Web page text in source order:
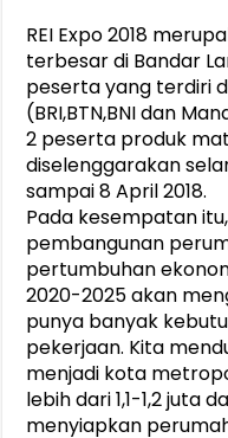
REI Expo 2018
terbesar di Bandar
peserta yang terdiri
(BRI,BTN,BNI dan
2 peserta produk
diselenggarakan
sampai 8 April 2018.
Pada kesempatan
pembangunan
pertumbuhan
2020-2025 akan
punya banyak
pekerjaan. Kita
menjadi kota
lebih dari 1,1-1,2 juta
menyiapkan